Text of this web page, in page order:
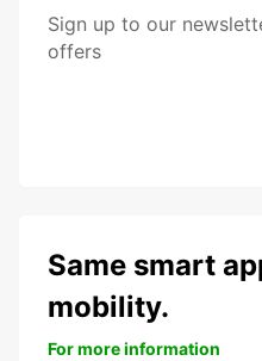
Sign up to our
offers
Same smart
mobility.
For more information